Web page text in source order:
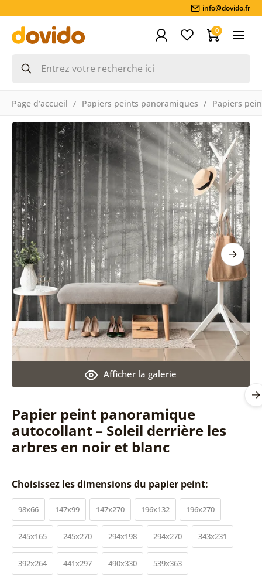
info@dovido.fr
0
Page d’accueil Papiers peints panoramiques Papiers
Papier peint panoramique
autocollant – Soleil derrière les
arbres en noir et blanc
Afficher la galerie
Choisissez les dimensions du papier peint:
98x66 147x99 147x270 196x132 196x270
245x165 245x270 294x198 294x270 343x231
392x264 441x297 490x330 539x363